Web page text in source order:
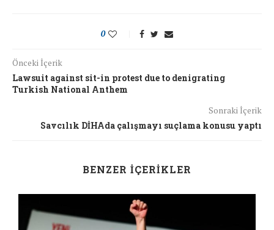
0
Önceki İçerik
Lawsuit against sit-in protest due to denigrating
Turkish National Anthem
Sonraki İçerik
Savcılık DİHAda çalışmayı suçlama konusu yaptı
BENZER İÇERIKLER